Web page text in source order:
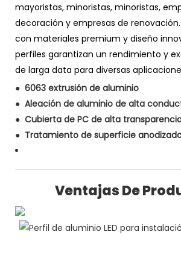
mayoristas, minoristas, minoristas,
decoración y empresas de
con materiales premium y diseño
perfiles garantizan un rendimiento y
de larga data para diversas
● 6063 extrusión de aluminio
● Aleación de aluminio de alta
● Cubierta de PC de alta
● Tratamiento de superficie
Ventajas De